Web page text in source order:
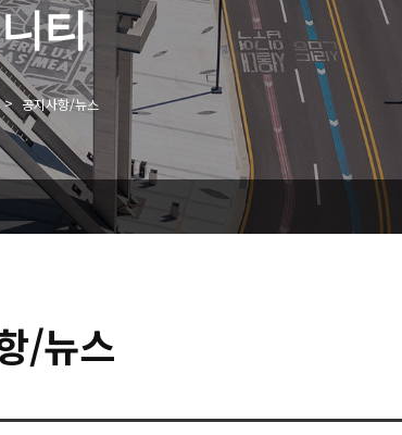
티
> 공지사항/뉴스
/뉴스